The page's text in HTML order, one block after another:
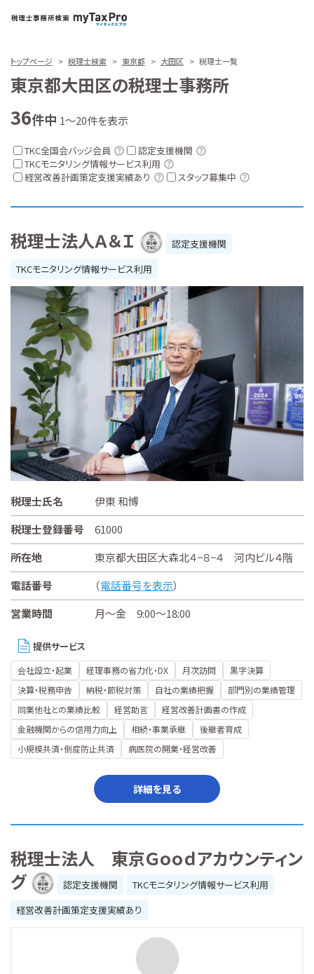
トップページ 税理士検索 東京都 大田区 税理士一覧
東京都大田区の税理士事務所
36件中 1～20件を表示
TKC全国会バッジ会員
認定支援機関
TKCモニタリング情報サービス利用
経営改善計画策定支援実績あり
スタッフ募集中
税理士法人Ａ＆Ｉ
認定支援機関
TKCモニタリング情報サービス利用
税理士氏名
伊東 和博
税理士登録番号
61000
所在地
東京都大田区大森北４−８−４ 河内ビル４階
電話番号
（電話番号を表示）
営業時間
月～金 9:00～18:00
提供サービス
会社設立・起業 経理事務の省力化・DX 月次訪問
黒字決算
決算・税務申告
納税・節税対策 自社の業績把握
部門別の業績管理
同業他社との業績比較
経営助言
経営改善計画書の作成
金融機関からの信用力向上
相続・事業承継
後継者育成
小規模共済・倒産防止共済
病医院の開業・経営改善
詳細を見る
税理士法人 東京Ｇｏｏｄアカウンティン
グ
認定支援機関
TKCモニタリング情報サービス利用
経営改善計画策定支援実績あり